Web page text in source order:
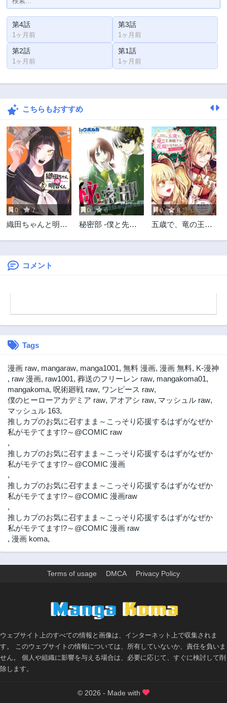
第4話
1ヶ月前
第3話
1ヶ月前
第2話
1ヶ月前
第1話
1ヶ月前
こちらもおすすめ
0 7
織田ちゃんと明智
0 6
秘密部 -僕と先生
0 8
五歳で、竜の王弟
コメント
Tags
漫画 raw, mangaraw, manga1001, 無料 漫画, 漫画 無料, K-漫神
, raw 漫画, raw1001, 葬送のフリーレン raw, mangakoma01,
mangakoma, 呪術廻戦 raw, ワンピース raw,
僕のヒーローアカデミア raw, アオアシ raw, マッシュル raw,
マッシュル 163,
推しカプのお気に召すまま～こっそり応援するはずがなぜか
私がモテてます!?～@COMIC raw
,
推しカプのお気に召すまま～こっそり応援するはずがなぜか
私がモテてます!?～@COMIC 漫画
,
推しカプのお気に召すまま～こっそり応援するはずがなぜか
私がモテてます!?～@COMIC 漫画raw
,
推しカプのお気に召すまま～こっそり応援するはずがなぜか
私がモテてます!?～@COMIC 漫画 raw
, 漫画 koma,
Terms of usage DMCA Privacy Policy
ウェブサイト上のすべての情報と画像は、インターネット上で収集されま
す。 このウェブサイトの情報については、所有していないか、責任を負いま
せん。 個人や組織に影響を与える場合は、必要に応じて、すぐに検討して削
除します。
© 2026 - Made with